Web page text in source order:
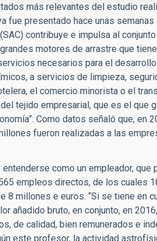
más relevantes del estudio
fue presentado hace unas semanas
contribuye e impulsa al
motores de arrastre que
necesarios para el
a servicios de limpieza,
el comercio minorista o el
tejido empresarial, que es el que
Como datos señaló que, en
fueron realizadas a las
como un empleador, que
empleos directos, de los cuales
8 millones e euros. “Si se tiene en
añadido bruto, en conjunto, en
de calidad, bien remunerados e
este profesor, la actividad